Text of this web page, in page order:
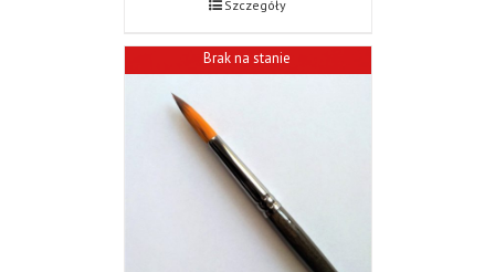
Szczegóły
Brak na stanie